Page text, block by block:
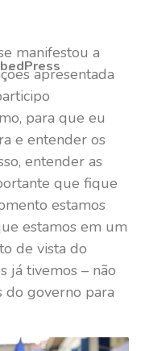
manifestou a
apresentada
para que eu
e entender os
entender as
que fique
estamos
estamos em um
de vista do
já tivemos – não
do governo para